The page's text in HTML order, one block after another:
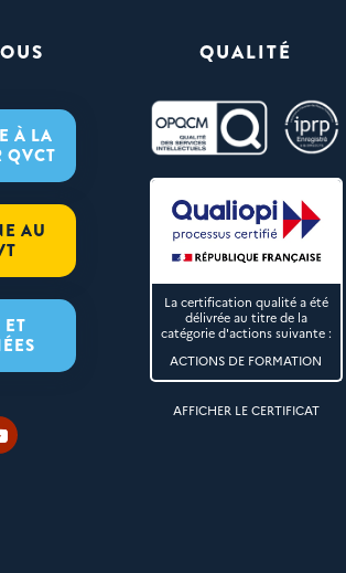
À LA
QVCT
AU
QUALITÉ
La certification qualité a été
délivrée au titre de la
catégorie d'actions suivante :
ACTIONS DE FORMATION
AFFICHER LE CERTIFICAT